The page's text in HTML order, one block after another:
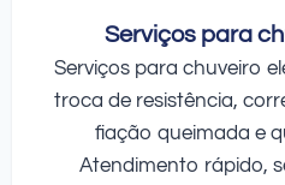
Serviços para
Serviços para chuveiro
troca de resistência,
fiação queimada e
Atendimento rápido,